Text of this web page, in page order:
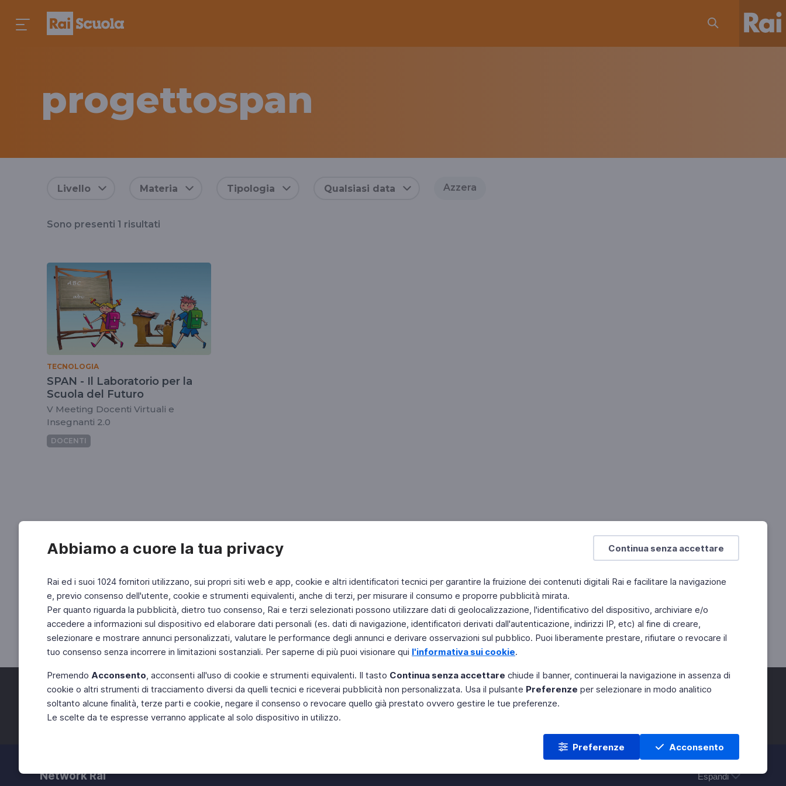
Continua senza accettare
Abbiamo a cuore la tua privacy
Rai ed i suoi 1024 fornitori utilizzano, sui propri siti web e app, cookie e altri identificatori tecnici per garantire la fruizione dei contenuti digitali Rai e facilitare la navigazione
e, previo consenso dell'utente, cookie e strumenti equivalenti, anche di terzi, per misurare il consumo e proporre pubblicità mirata.
Per quanto riguarda la pubblicità, dietro tuo consenso, Rai e terzi selezionati possono utilizzare dati di geolocalizzazione, l'identificativo del dispositivo, archiviare e/o
accedere a informazioni sul dispositivo ed elaborare dati personali (es. dati di navigazione, identificatori derivati dall'autenticazione, indirizzi IP, etc) al fine di creare,
selezionare e mostrare annunci personalizzati, valutare le performance degli annunci e derivare osservazioni sul pubblico. Puoi liberamente prestare, rifiutare o revocare il
tuo consenso senza incorrere in limitazioni sostanziali. Per saperne di più puoi visionare qui l'informativa sui cookie.
Premendo Acconsento, acconsenti all'uso di cookie e strumenti equivalenti. Il tasto Continua senza accettare chiude il banner, continuerai la navigazione in assenza di
cookie o altri strumenti di tracciamento diversi da quelli tecnici e riceverai pubblicità non personalizzata. Usa il pulsante Preferenze per selezionare in modo analitico
soltanto alcune finalità, terze parti e cookie, negare il consenso o revocare quello già prestato ovvero gestire le tue preferenze.
Le scelte da te espresse verranno applicate al solo dispositivo in utilizzo.
Preferenze Acconsento
progettospan
tag
progettospan
Livello Materia Tipologia Qualsiasi data Azzera
Sono presenti 1 risultati
TECNOLOGIA
SPAN - Il Laboratorio per la
Scuola del Futuro
V Meeting Docenti Virtuali e
Insegnanti 2.0
DOCENTI
Facebook Twitter Instagram